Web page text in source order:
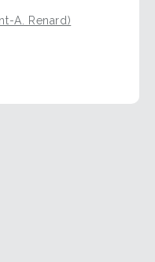
A. Renard)